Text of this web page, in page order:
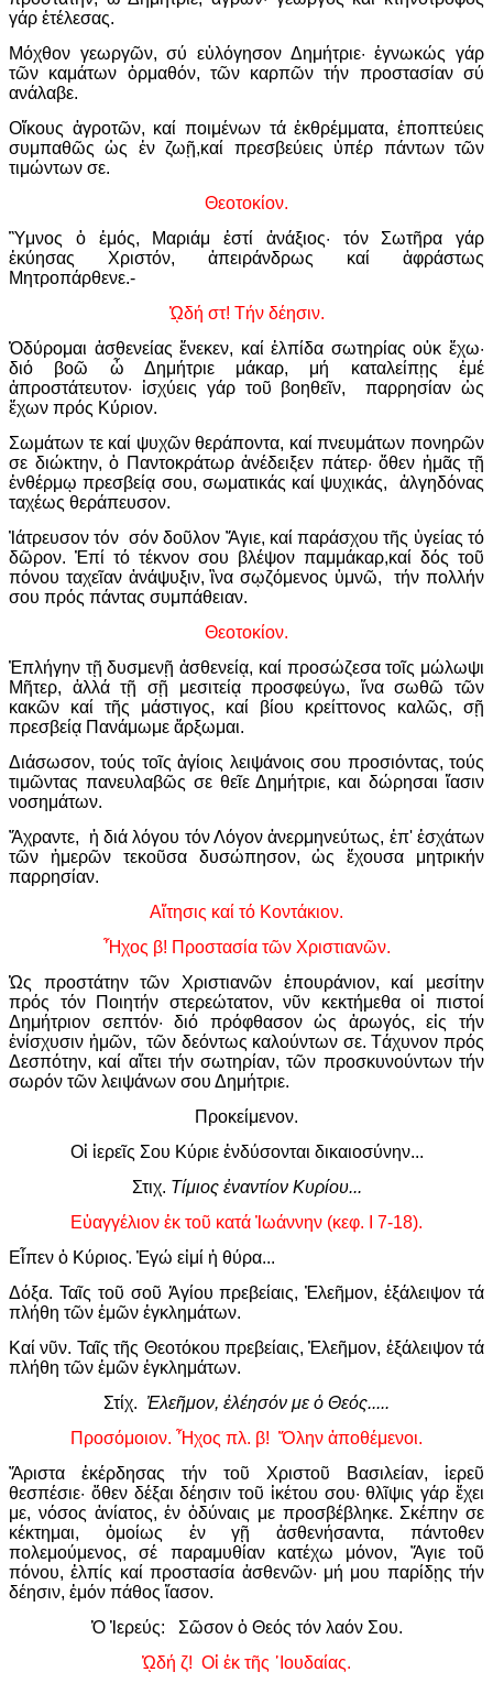
γάρ ἐτέλεσας.
Μόχθον γεωργῶν, σύ εὐλόγησον Δημήτριε· ἐγνωκώς γάρ
τῶν καμάτων ὁρμαθόν, τῶν καρπῶν τήν προστασίαν σύ
ανάλαβε.
Οἴκους ἀγροτῶν, καί ποιμένων τά ἐκθρέμματα, ἐποπτεύεις
συμπαθῶς ὡς ἐν ζωῇ,καί πρεσβεύεις ὑπέρ πάντων τῶν
τιμώντων σε.
Θεοτοκίον.
Ὓμνος ὁ ἐμός, Μαριάμ ἐστί ἀνάξιος· τόν Σωτῆρα γάρ
ἐκύησας Χριστόν, ἀπειράνδρως καί ἀφράστως
Μητροπάρθενε.-
ᾨδή στ! Τήν δέησιν.
Ὀδύρομαι ἀσθενείας ἕνεκεν, καί ἐλπίδα σωτηρίας οὐκ ἔχω·
διό βοῶ ὦ Δημήτριε μάκαρ, μή καταλείπῃς ἐμέ
ἀπροστάτευτον· ἰσχύεις γάρ τοῦ βοηθεῖν, παρρησίαν ὡς
ἔχων πρός Κύριον.
Σωμάτων τε καί ψυχῶν θεράποντα, καί πνευμάτων πονηρῶν
σε διώκτην, ὁ Παντοκράτωρ ἀνέδειξεν πάτερ· ὅθεν ἡμᾶς τῇ
ἐνθέρμῳ πρεσβείᾳ σου, σωματικάς καί ψυχικάς, ἀλγηδόνας
ταχέως θεράπευσον.
Ἰάτρευσον τόν σόν δοῦλον Ἅγιε, καί παράσχου τῆς ὑγείας τό
δῶρον. Ἐπί τό τέκνον σου βλέψον παμμάκαρ,καί δός τοῦ
πόνου ταχεῖαν ἀνάψυξιν, ἳνα σῳζόμενος ὑμνῶ, τήν πολλήν
σου πρός πάντας συμπάθειαν.
Θεοτοκίον.
Ἐπλήγην τῇ δυσμενῇ ἀσθενείᾳ, καί προσώζεσα τοῖς μώλωψι
Μῆτερ, ἀλλά τῇ σῇ μεσιτείᾳ προσφεύγω, ἵνα σωθῶ τῶν
κακῶν καί τῆς μάστιγος, καί βίου κρείττονος καλῶς, σῇ
πρεσβείᾳ Πανάμωμε ἄρξωμαι.
Διάσωσον, τούς τοῖς ἁγίοις λειψάνοις σου προσιόντας, τούς
τιμῶντας πανευλαβῶς σε θεῖε Δημήτριε, και δώρησαι ἴασιν
νοσημάτων.
Ἄχραντε, ἡ διά λόγου τόν Λόγον ἀνερμηνεύτως, ἐπ' ἐσχάτων
τῶν ἡμερῶν τεκοῦσα δυσώπησον, ὡς ἔχουσα μητρικήν
παρρησίαν.
Αἴτησις καί τό Κοντάκιον.
Ἦχος β! Προστασία τῶν Χριστιανῶν.
Ὡς προστάτην τῶν Χριστιανῶν ἐπουράνιον, καί μεσίτην
πρός τόν Ποιητήν στερεώτατον, νῦν κεκτήμεθα οἱ πιστοί
Δημήτριον σεπτόν· διό πρόφθασον ὡς ἀρωγός, εἰς τήν
ἐνίσχυσιν ἡμῶν, τῶν δεόντως καλούντων σε. Τάχυνον πρός
Δεσπότην, καί αἴτει τήν σωτηρίαν, τῶν προσκυνούντων τήν
σωρόν τῶν λειψάνων σου Δημήτριε.
Προκείμενον.
Οἱ ἱερεῖς Σου Κύριε ἐνδύσονται δικαιοσύνην...
Στιχ. Τίμιος ἐναντίον Κυρίου...
Εὐαγγέλιον ἐκ τοῦ κατά Ἰωάννην (κεφ. Ι 7-18).
Εἶπεν ὁ Κύριος. Ἐγώ εἰμί ἡ θύρα...
Δόξα. Ταῖς τοῦ σοῦ Ἁγίου πρεβείαις, Ἐλεῆμον, ἐξάλειψον τά
πλήθη τῶν ἐμῶν ἐγκλημάτων.
Καί νῦν. Ταῖς τῆς Θεοτόκου πρεβείαις, Ἐλεῆμον, ἐξάλειψον τά
πλήθη τῶν ἐμῶν ἐγκλημάτων.
Στίχ. Ἐλεῆμον, ἐλέησόν με ὁ Θεός.....
Προσόμοιον. Ἦχος πλ. β! Ὅλην ἀποθέμενοι.
Ἄριστα ἐκέρδησας τήν τοῦ Χριστοῦ Βασιλείαν, ἱερεῦ
θεσπέσιε· ὅθεν δέξαι δέησιν τοῦ ἱκέτου σου· θλῖψις γάρ ἔχει
με, νόσος ἀνίατος, ἐν ὀδύναις με προσβέβληκε. Σκέπην σε
κέκτημαι, ὁμοίως ἐν γῇ ἀσθενήσαντα, πάντοθεν
πολεμούμενος, σέ παραμυθίαν κατέχω μόνον, Ἅγιε τοῦ
πόνου, ἐλπίς καί προστασία ἀσθενῶν· μή μου παρίδῃς τήν
δέησιν, ἐμόν πάθος ἴασον.
Ὁ Ἱερεύς: Σῶσον ὁ Θεός τόν λαόν Σου.
ᾨδή ζ! Οἱ ἐκ τῆς ᾿Ιουδαίας.